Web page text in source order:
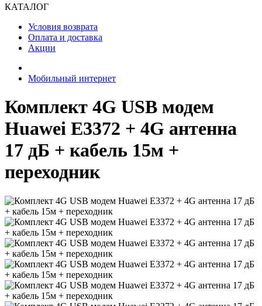
КАТАЛОГ
Условия возврата
Оплата и доставка
Акции
Мобильный интернет
Комплект 4G USB модем
Huawei E3372 + 4G антенна
17 дБ + кабель 15м +
переходник